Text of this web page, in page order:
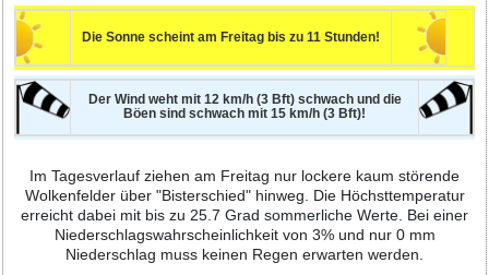
Die Sonne scheint am Freitag bis zu 11 Stunden!
Der Wind weht mit 12 km/h (3 Bft) schwach und die
Böen sind schwach mit 15 km/h (3 Bft)!
Im Tagesverlauf ziehen am Freitag nur lockere kaum störende
Wolkenfelder über "Bisterschied" hinweg. Die Höchsttemperatur
erreicht dabei mit bis zu 25.7 Grad sommerliche Werte. Bei einer
Niederschlagswahrscheinlichkeit von 3% und nur 0 mm
Niederschlag muss keinen Regen erwarten werden.